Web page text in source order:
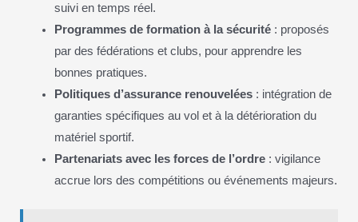
suivi en temps réel.
Programmes de formation à la sécurité : proposés
par des fédérations et clubs, pour apprendre les
bonnes pratiques.
Politiques d’assurance renouvelées : intégration de
garanties spécifiques au vol et à la détérioration du
matériel sportif.
Partenariats avec les forces de l’ordre : vigilance
accrue lors des compétitions ou événements majeurs.